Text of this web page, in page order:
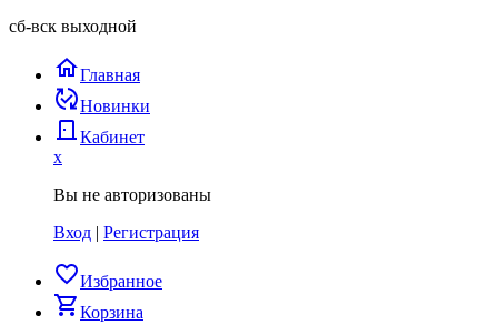
сб-вск выходной
homeГлавная
published_with_changesНовинки
door_back Кабинет
x
Вы не авторизованы
Вход | Регистрация
favorite_borderИзбранное
shopping_cartКорзина